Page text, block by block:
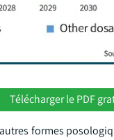
Télécharger le PDF
formes